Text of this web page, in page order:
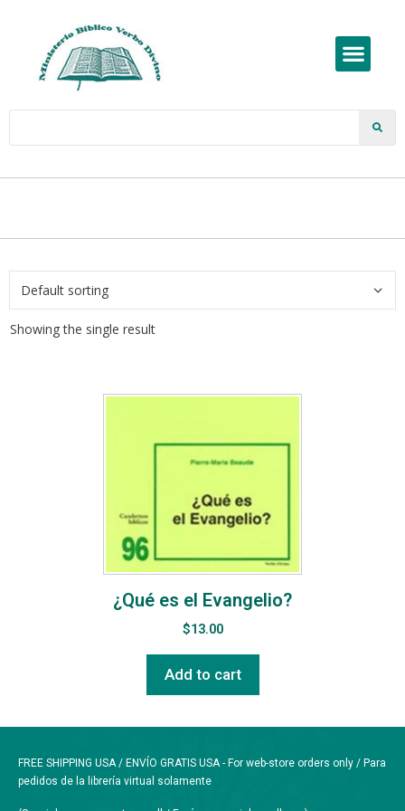
Showing the single result
¿Qué es el Evangelio?
$13.00
Add to cart
FREE SHIPPING USA / ENVÍO GRATIS USA - For web-store orders only / Para
pedidos de la librería virtual solamente